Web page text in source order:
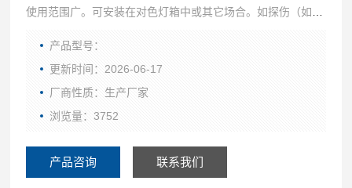
使用范围广。可安装在对色灯箱中或其它场合。如探伤（如铁
的荧光织物（如面料是否有磷等），舞厅等装饰等。
产品型号：
更新时间：2026-06-17
厂商性质：生产厂家
浏览量：3752
产品咨询 联系我们